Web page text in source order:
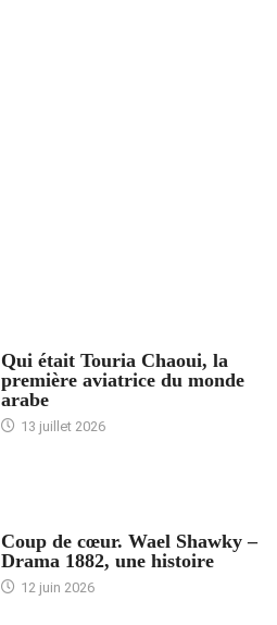
Qui était Touria Chaoui, la
première aviatrice du monde
arabe
13 juillet 2026
Coup de cœur. Wael Shawky –
Drama 1882, une histoire
12 juin 2026